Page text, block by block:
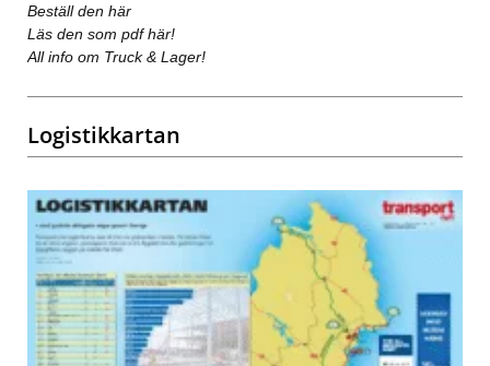
Beställ den här
Läs den som pdf här!
All info om Truck & Lager!
Logistikkartan